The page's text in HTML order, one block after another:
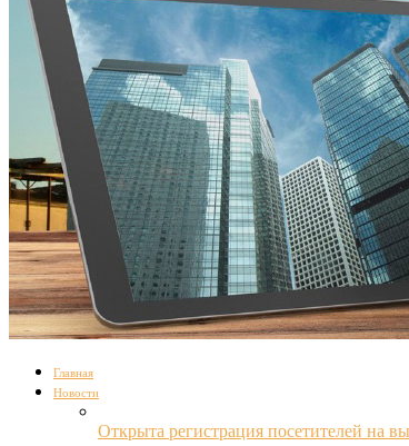
Главная
Новости
Открыта регистрация посетителей на